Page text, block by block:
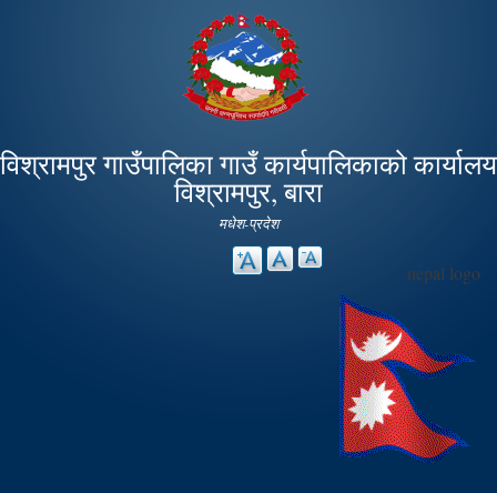
main
content
विश्रामपुर गाउँपालिका गाउँ कार्यपालिकाको कार्यालय
विश्रामपुर, बारा
मधेश-प्रदेश
nepal logo